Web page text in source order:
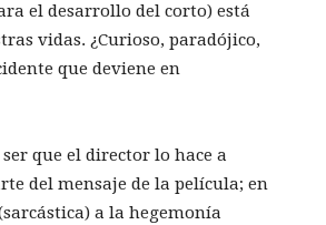
el desarrollo del corto) está
vidas. ¿Curioso, paradójico,
que deviene en
que el director lo hace a
del mensaje de la película; en
a la hegemonía